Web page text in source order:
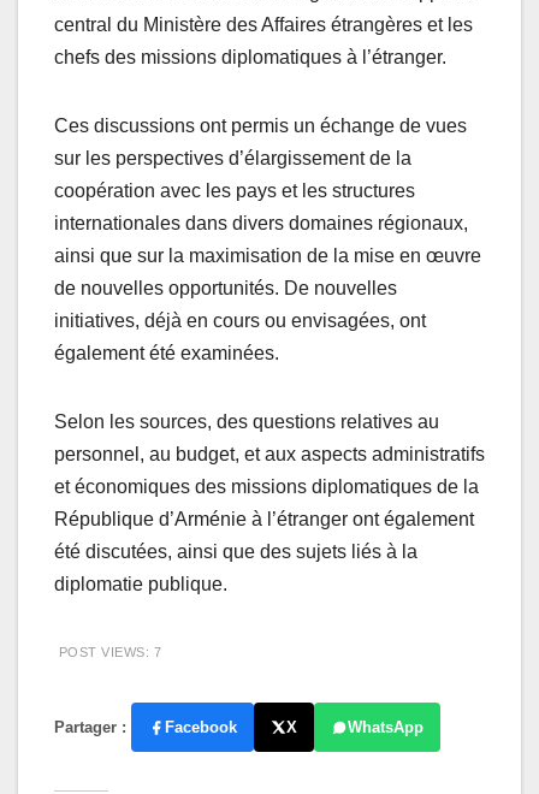
central du Ministère des Affaires étrangères et les
chefs des missions diplomatiques à l’étranger.
Ces discussions ont permis un échange de vues
sur les perspectives d’élargissement de la
coopération avec les pays et les structures
internationales dans divers domaines régionaux,
ainsi que sur la maximisation de la mise en œuvre
de nouvelles opportunités. De nouvelles
initiatives, déjà en cours ou envisagées, ont
également été examinées.
Selon les sources, des questions relatives au
personnel, au budget, et aux aspects administratifs
et économiques des missions diplomatiques de la
République d’Arménie à l’étranger ont également
été discutées, ainsi que des sujets liés à la
diplomatie publique.
POST VIEWS: 7
Partager : Facebook X WhatsApp